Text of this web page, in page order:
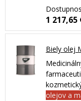
1 217,65
Biely olej
olejov a